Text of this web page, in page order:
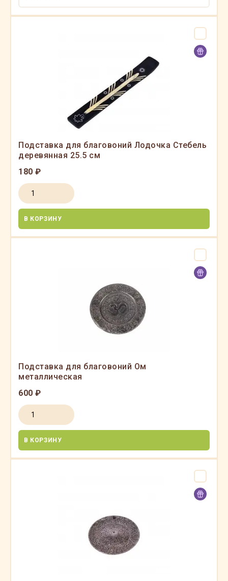
Подставка для благовоний Лодочка Стебель
деревянная 25.5 см
180 ₽
В КОРЗИНУ
Подставка для благовоний Ом
металлическая
600 ₽
В КОРЗИНУ